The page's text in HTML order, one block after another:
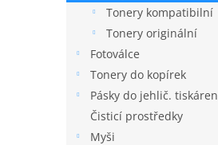
Tonery kompatibilní
Tonery originální
Fotoválce
Tonery do kopírek
Pásky do jehlič. tiskáren
Čisticí prostředky
Myši